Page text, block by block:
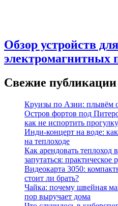
Обзор устройств
электромагнитных
Свежие публикации
Круизы по Азии: плывём
Остров фортов под
как не испортить прогулку
Инди-концерт на воде:
на теплоходе
Как арендовать теплоход
запутаться: практическое
Видеокарта 3050:
стоит ли брать?
Чайка: почему швейная
пор выручает дома